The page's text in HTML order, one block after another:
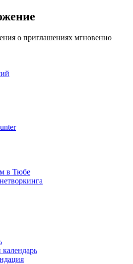
о приглашениях мгновенно
в Тюбе